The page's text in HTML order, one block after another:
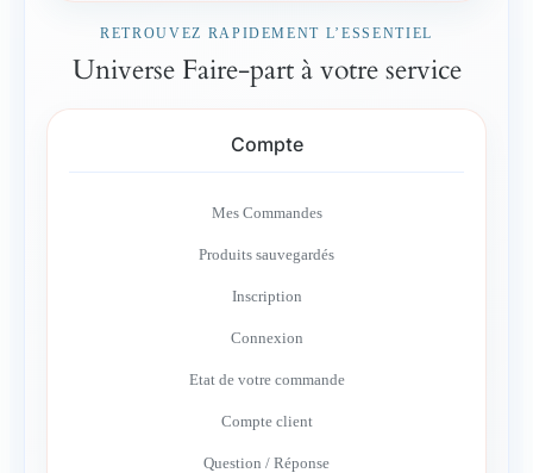
RETROUVEZ RAPIDEMENT L’ESSENTIEL
Universe Faire-part à votre service
Compte
Mes Commandes
Produits sauvegardés
Inscription
Connexion
Etat de votre commande
Compte client
Question / Réponse